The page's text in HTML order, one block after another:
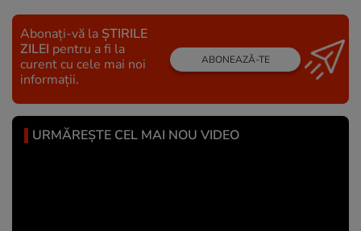
Abonați-vă la ȘTIRILE
ZILEI pentru a fi la
curent cu cele mai noi
informații.
ABONEAZĂ-TE
URMĂREȘTE CEL MAI NOU VIDEO